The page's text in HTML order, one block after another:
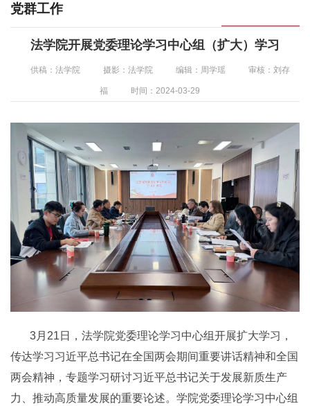
党群工作
法学院开展党委理论学习中心组（扩大）学习
供稿：法学院 摄影：法学院 编辑：周学瑶 审核：刘存
福 时间：2024-03-29
3月21 日，法学院党委理论学习中心组开展扩大学习，
传达学习习近平总书记在全国两会期间重要讲话精神和全国
两会精神，专题学习研讨习近平总书记关于发展新质生产
力、推动高质量发展的重要论述。学院党委理论学习中心组